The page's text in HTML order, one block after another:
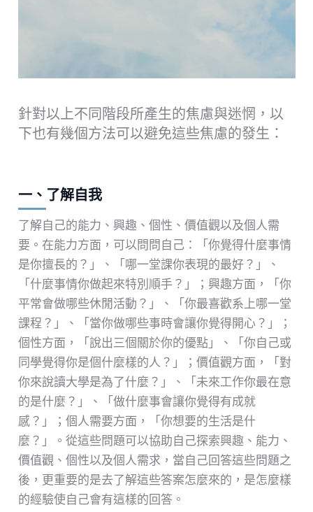
針對以上不同階段所產生的焦慮與迷惘，以
下也有幾個方法可以避免這些焦慮的發生：
一、了解自我
了解自己的能力、興趣、個性、價值觀以及個人需
要。在能力方面，可以問問自己：「你覺得什麼事情
是你擅長的？」、「哪一堂課你表現的最好？」、
「什麼事情你做起來特別順手？」；興趣方面，「你
平常會做哪些休閒活動？」、「你最喜歡系上哪一堂
課程？」、「當你做哪些事時會讓你覺得開心？」；
個性方面，「說出三個關於你的優點」、「你自己或
同學覺得你是個什麼樣的人？」；價值觀方面，「對
你來說讀大學是為了什麼？」、「未來工作你最在意
的是什麼？」、「做什麼事會讓你覺得有成就
感？」；個人需要方面，「你想要的生活是什
麼？」。從這些問題可以協助自己探索興趣、能力、
價值觀、個性以及個人需求，當自己回答這些問題之
後，更重要的是去了解這些答案怎麼來的，是怎麼樣
的經驗使自己會有這樣的回答。